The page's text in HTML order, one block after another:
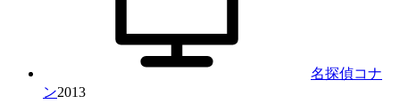
名探偵コナ
ン2013